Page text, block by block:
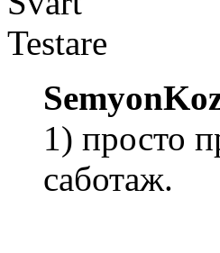
1) просто
саботаж.